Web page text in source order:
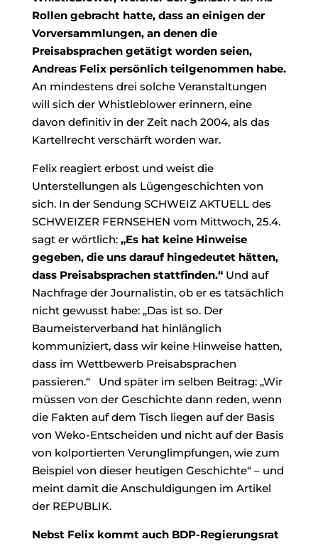
Rollen gebracht hatte, dass an einigen der
Vorversammlungen, an denen die
Preisabsprachen getätigt worden seien,
Andreas Felix persönlich teilgenommen habe.
An mindestens drei solche Veranstaltungen
will sich der Whistleblower erinnern, eine
davon definitiv in der Zeit nach 2004, als das
Kartellrecht verschärft worden war.
Felix reagiert erbost und weist die
Unterstellungen als Lügengeschichten von
sich. In der Sendung SCHWEIZ AKTUELL des
SCHWEIZER FERNSEHEN vom Mittwoch, 25.4.
sagt er wörtlich: „Es hat keine Hinweise
gegeben, die uns darauf hingedeutet hätten,
dass Preisabsprachen stattfinden.“Und auf
Nachfrage der Journalistin, ob er es tatsächlich
nicht gewusst habe: „Das ist so. Der
Baumeisterverband hat hinlänglich
kommuniziert, dass wir keine Hinweise hatten,
dass im Wettbewerb Preisabsprachen
passieren.“ Und später im selben Beitrag: „Wir
müssen von der Geschichte dann reden, wenn
die Fakten auf dem Tisch liegen auf der Basis
von Weko-Entscheiden und nicht auf der Basis
von kolportierten Verunglimpfungen, wie zum
Beispiel von dieser heutigen Geschichte“ – und
meint damit die Anschuldigungen im Artikel
der REPUBLIK.
Nebst Felix kommt auch BDP-Regierungsrat